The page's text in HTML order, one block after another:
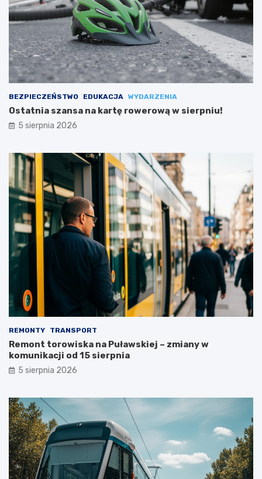
BEZPIECZEŃSTWO EDUKACJA WYDARZENIA
Ostatnia szansa na kartę rowerową w sierpniu!
5 sierpnia 2026
REMONTY TRANSPORT
Remont torowiska na Puławskiej – zmiany w
komunikacji od 15 sierpnia
5 sierpnia 2026